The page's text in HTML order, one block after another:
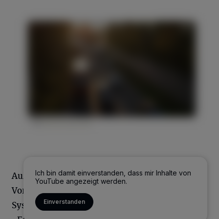
Ich bin damit einverstanden, dass mir Inhalte von
YouTube angezeigt werden.
Einverstanden
Außerdem gab es Informationsstände mit
Vorführungen zu Bremswegen und Airbag-
Systemen sowie einen Kradsimulator.